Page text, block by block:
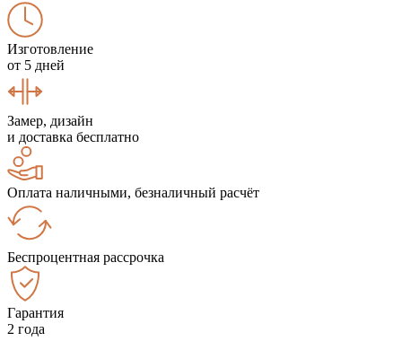
Изготовление
от 5 дней
Замер, дизайн
и доставка бесплатно
Оплата наличными, безналичный расчёт
Беспроцентная рассрочка
Гарантия
2 года